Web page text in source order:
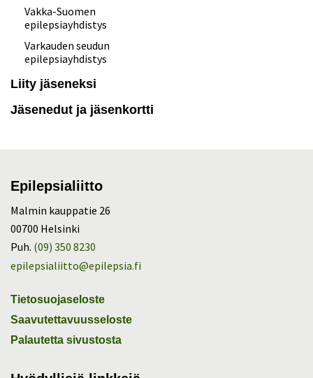
Vakka-Suomen
epilepsiayhdistys
Varkauden seudun
epilepsiayhdistys
Liity jäseneksi
Jäsenedut ja jäsenkortti
Epilepsialiitto
Malmin kauppatie 26
00700 Helsinki
Puh. (09) 350 8230
epilepsialiitto@epilepsia.fi
Tietosuojaseloste
Saavutettavuusseloste
Palautetta sivustosta